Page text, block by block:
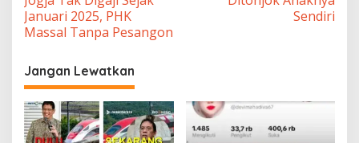
Januari 2025, PHK
Massal Tanpa Pesangon
Sendiri
Jangan Lewatkan